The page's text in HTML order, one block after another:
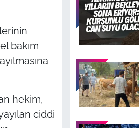
bakım
hekim,
ciddi